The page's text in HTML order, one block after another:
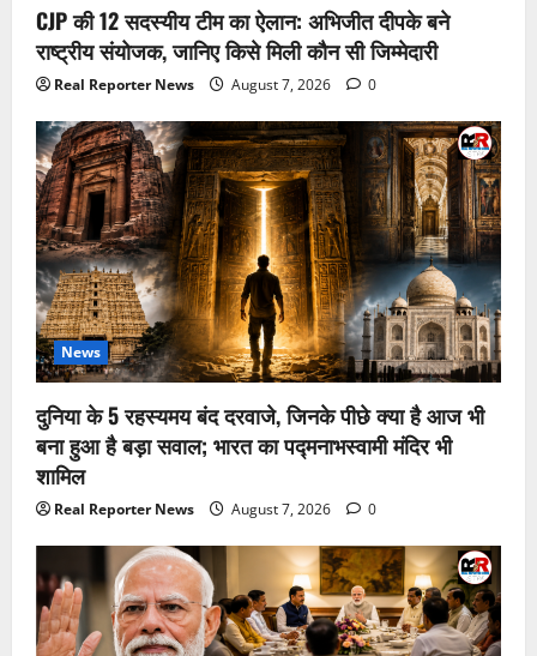
CJP की 12 सदस्यीय टीम का ऐलान: अभिजीत दीपके बने
राष्ट्रीय संयोजक, जानिए किसे मिली कौन सी जिम्मेदारी
Real Reporter News August 7, 2026 0
News
दुनिया के 5 रहस्यमय बंद दरवाजे, जिनके पीछे क्या है आज भी
बना हुआ है बड़ा सवाल; भारत का पद्मनाभस्वामी मंदिर भी
शामिल
Real Reporter News August 7, 2026 0